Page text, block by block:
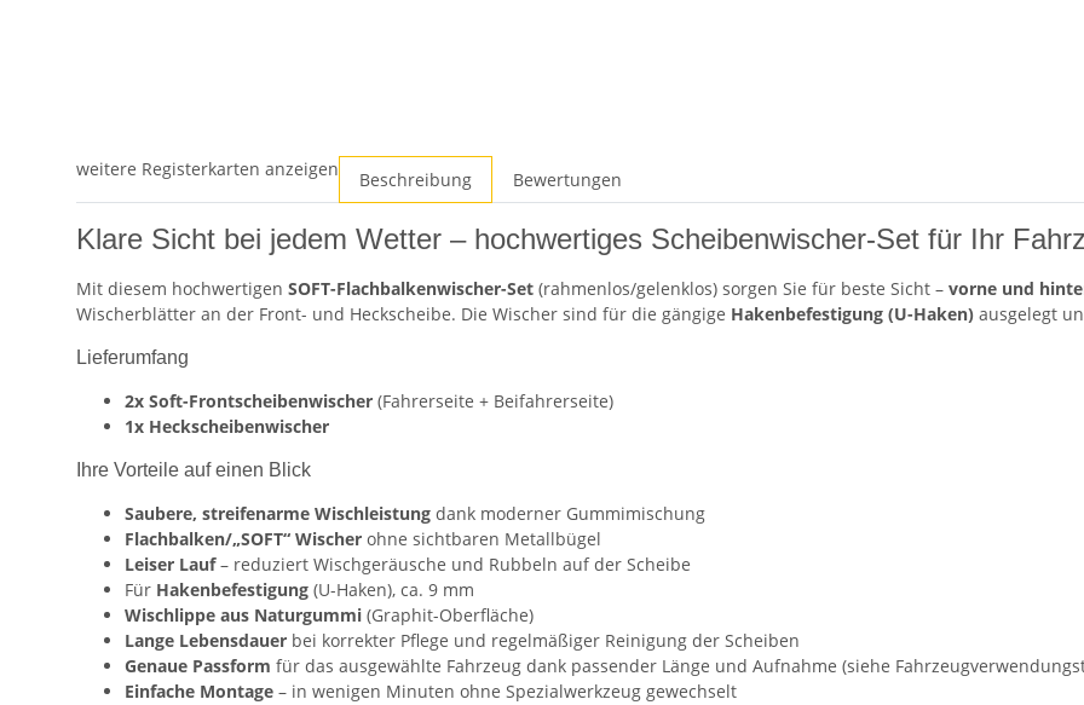
weitere Registerkarten anzeigen Beschreibung Bewertungen
Klare Sicht bei jedem Wetter – hochwertiges Scheibenwischer-Set für Ihr
Mit diesem hochwertigen SOFT-Flachbalkenwischer-Set (rahmenlos/gelenklos) sorgen Sie für beste Sicht – vorne und
Wischerblätter an der Front- und Heckscheibe. Die Wischer sind für die gängige Hakenbefestigung (U-Haken) ausgelegt
Lieferumfang
2x Soft-Frontscheibenwischer (Fahrerseite + Beifahrerseite)
1x Heckscheibenwischer
Ihre Vorteile auf einen Blick
Saubere, streifenarme Wischleistung dank moderner Gummimischung
Flachbalken/„SOFT“ Wischer ohne sichtbaren Metallbügel
Leiser Lauf– reduziert Wischgeräusche und Rubbeln auf der Scheibe
Für Hakenbefestigung (U-Haken), ca. 9 mm
Wischlippe aus Naturgummi (Graphit-Oberfläche)
Lange Lebensdauer bei korrekter Pflege und regelmäßiger Reinigung der Scheiben
Genaue Passform für das ausgewählte Fahrzeug dank passender Länge und Aufnahme (siehe
Einfache Montage – in wenigen Minuten ohne Spezialwerkzeug gewechselt